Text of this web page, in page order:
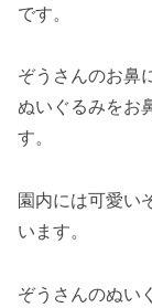
です。
ぞうさんのお鼻
ぬいぐるみをお
す。
園内には可愛い
います。
ぞうさんのぬい